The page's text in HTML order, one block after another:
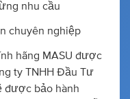
nhu cầu
chuyên nghiệp
hãng MASU được
ty TNHH Đầu Tư
được bảo hành